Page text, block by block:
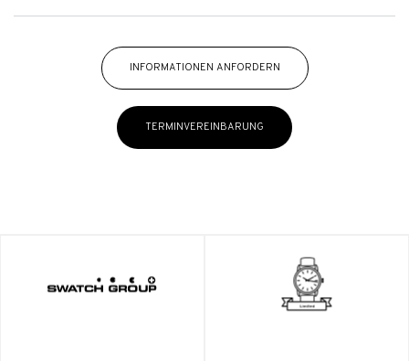
INFORMATIONEN ANFORDERN
TERMINVEREINBARUNG